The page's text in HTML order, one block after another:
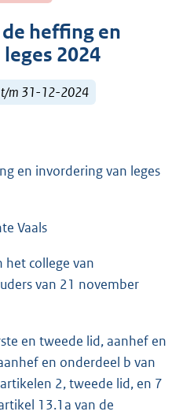
heffing en
2024
t/m 31-12-2024
en invordering van leges
Vaals
het college van
van 21 november
en tweede lid, aanhef en
en onderdeel b van
2, tweede lid, en 7
13.1a van de